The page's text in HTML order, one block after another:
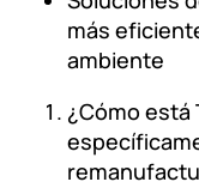
más
ambiente
¿Cómo